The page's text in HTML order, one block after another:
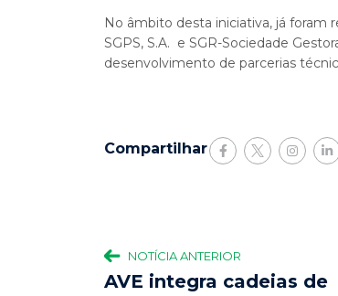
No âmbito desta iniciativa, já foram
SGPS, S.A. e SGR-Sociedade
desenvolvimento de parcerias
Compartilhar
NOTÍCIA ANTERIOR
AVE integra cadeias de